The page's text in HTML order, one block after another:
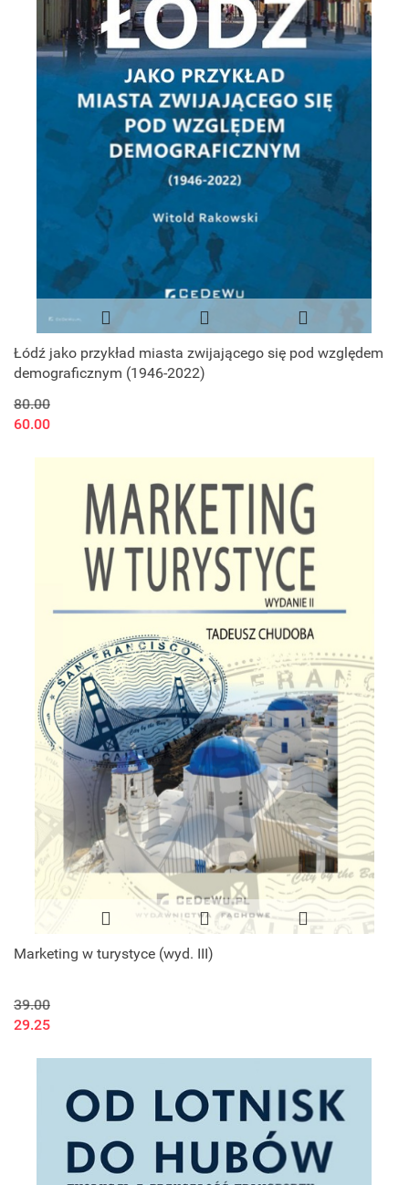
Łódź jako przykład miasta zwijającego się pod względem
demograficznym (1946-2022)
80.00
60.00
Marketing w turystyce (wyd. III)
39.00
29.25